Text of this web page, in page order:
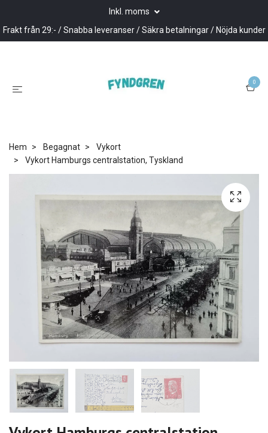
Inkl. moms
Frakt från 29:- / Snabba leveranser / Säkra betalningar / Nöjda kunder
0
Hem Begagnat
Vykort
Vykort Hamburgs centralstation, Tyskland